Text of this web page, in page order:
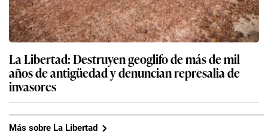
La Libertad: Destruyen geoglifo de más de mil
años de antigüedad y denuncian represalia de
invasores
Más sobre La Libertad